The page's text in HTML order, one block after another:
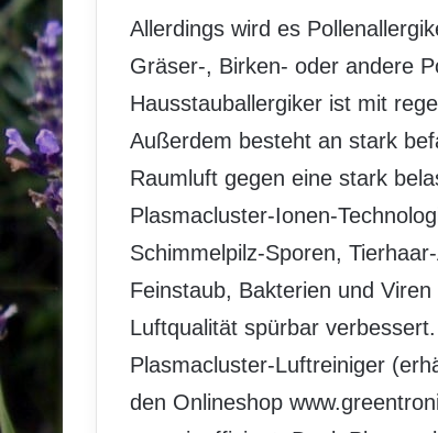
Allerdings wird es
Gräser-, Birken- oder andere
Hausstauballergiker ist mit
Außerdem besteht an stark
Raumluft gegen eine stark
Plasmacluster-Ionen-
Schimmelpilz-Sporen,
Feinstaub, Bakterien und
Luftqualität spürbar
Plasmacluster-Luftreiniger
den Onlineshop